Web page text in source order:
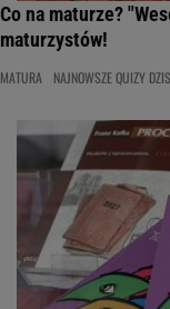
Co na maturze?
maturzystów!
MATURA NAJNOWSZE QUIZY